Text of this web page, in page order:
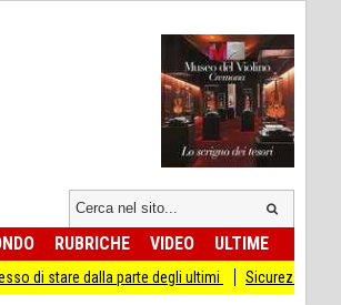
RUBRICHE VIDEO ULTIME
parte degli ultimi Sicurezza I Giovani